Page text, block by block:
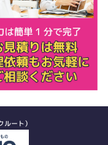
ート）